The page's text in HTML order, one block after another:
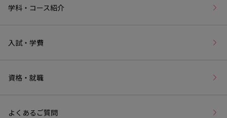
学科・コース紹介
入試・学費
資格・就職
よくあるご質問